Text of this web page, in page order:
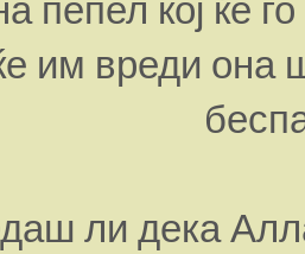
им вреди она
ли дека